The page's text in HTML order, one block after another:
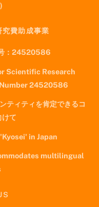
費助成事業
：24520586
Scientific Research
24520586
ティティを肯定できるコ
けて
in Japan
multilingual